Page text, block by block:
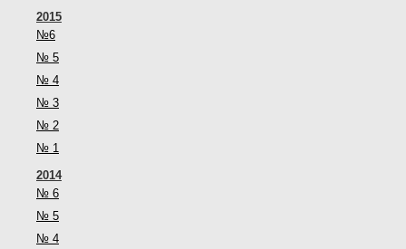
2015
№6
№ 5
№ 4
№ 3
№ 2
№ 1
2014
№ 6
№ 5
№ 4